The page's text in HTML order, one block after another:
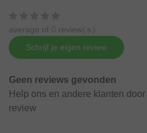
average of 0 review(s)
Schrijf je eigen review
Geen reviews gevonden
Help ons en andere klanten
review